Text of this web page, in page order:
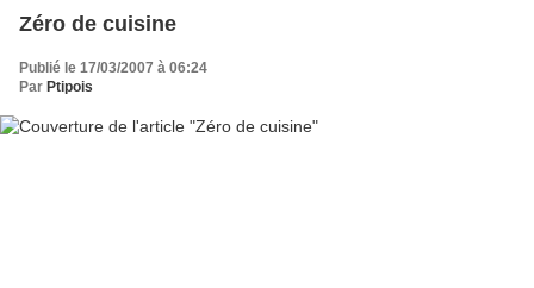
Zéro de cuisine
Publié le 17/03/2007 à 06:24
Par Ptipois